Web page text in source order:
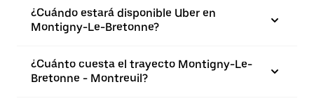
¿Cuándo estará disponible Uber en
Montigny-Le-Bretonne?
¿Cuánto cuesta el trayecto Montigny-Le-
Bretonne - Montreuil?